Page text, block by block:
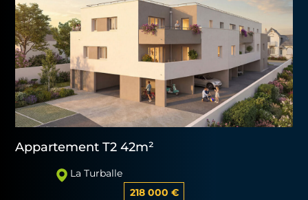
Appartement T2 42m²
La Turballe
218 000 €